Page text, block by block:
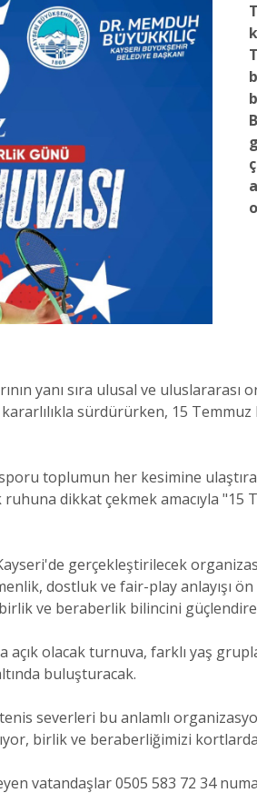
yanı sıra ulusal ve
sürdürürken, 15 Temmuz
toplumun her kesimine
dikkat çekmek amacıyla "15
gerçekleştirilecek
dostluk ve fair-play anlayışı
ve beraberlik bilincini
açık olacak turnuva, farklı yaş
buluşturacak.
severleri bu anlamlı
birlik ve beraberliğimizi kortlarda
vatandaşlar 0505 583 72 34